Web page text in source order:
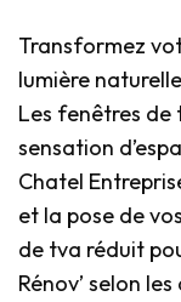
Transformez
lumière
Les fenêtres
sensation
Chatel
et la pose de
de tva réduit
Rénov’ selon